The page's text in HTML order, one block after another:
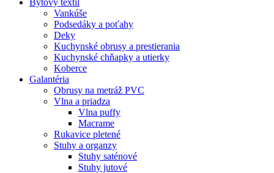
Bytový textil
Vankúše
Podsedáky a poťahy
Deky
Kuchynské obrusy a prestierania
Kuchynské chňapky a utierky
Koberce
Galantéria
Obrusy na metráž PVC
Vlna a priadza
Vlna puffy
Macrame
Rukavice pletené
Stuhy a organzy
Stuhy saténové
Stuhy jutové